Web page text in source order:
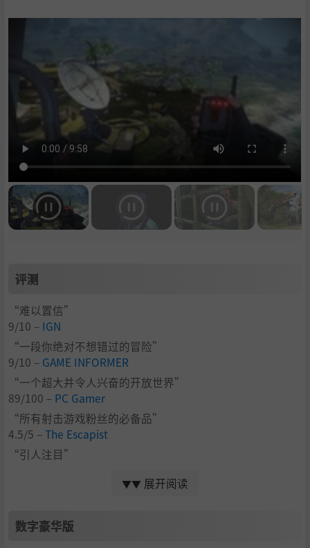
评测
“难以置信”
9/10 – IGN
“一段你绝对不想错过的冒险”
9/10 – GAME INFORMER
“一个超大并令人兴奋的开放世界”
89/100 – PC Gamer
“所有射击游戏粉丝的必备品”
4.5/5 –The Escapist
“引人注目”
全 DLC
▼▼ 展开阅读
数字豪华版